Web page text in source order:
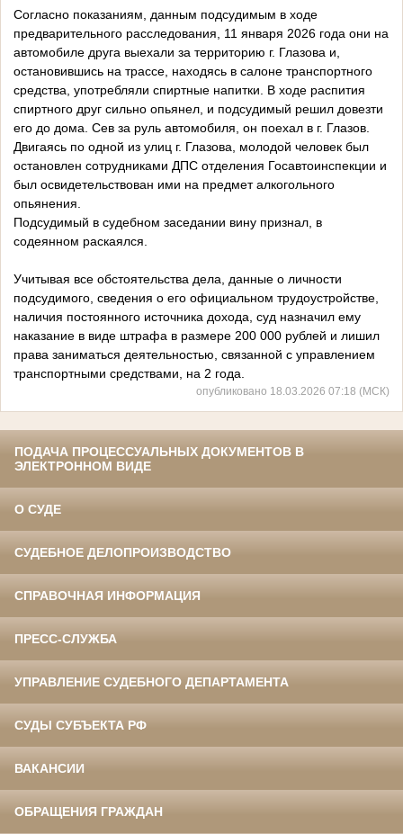
Согласно показаниям, данным подсудимым в ходе
предварительного расследования, 11 января 2026 года они на
автомобиле друга выехали за территорию г. Глазова и,
остановившись на трассе, находясь в салоне транспортного
средства, употребляли спиртные напитки. В ходе распития
спиртного друг сильно опьянел, и подсудимый решил довезти
его до дома. Сев за руль автомобиля, он поехал в г. Глазов.
Двигаясь по одной из улиц г. Глазова, молодой человек был
остановлен сотрудниками ДПС отделения Госавтоинспекции и
был освидетельствован ими на предмет алкогольного
опьянения.
Подсудимый в судебном заседании вину признал, в
содеянном раскаялся.
Учитывая все обстоятельства дела, данные о личности
подсудимого, сведения о его официальном трудоустройстве,
наличия постоянного источника дохода, суд назначил ему
наказание в виде штрафа в размере 200 000 рублей и лишил
права заниматься деятельностью, связанной с управлением
транспортными средствами, на 2 года.
опубликовано 18.03.2026 07:18 (МСК)
ПОДАЧА ПРОЦЕССУАЛЬНЫХ ДОКУМЕНТОВ В
ЭЛЕКТРОННОМ ВИДЕ
О СУДЕ
СУДЕБНОЕ ДЕЛОПРОИЗВОДСТВО
СПРАВОЧНАЯ ИНФОРМАЦИЯ
ПРЕСС-СЛУЖБА
УПРАВЛЕНИЕ СУДЕБНОГО ДЕПАРТАМЕНТА
СУДЫ СУБЪЕКТА РФ
ВАКАНСИИ
ОБРАЩЕНИЯ ГРАЖДАН